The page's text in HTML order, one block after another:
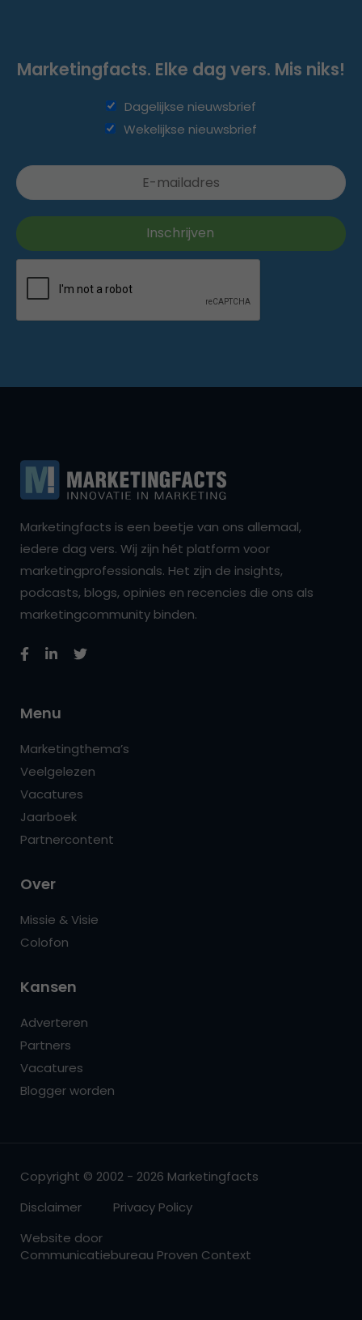
Marketingfacts. Elke dag vers. Mis niks!
Dagelijkse nieuwsbrief
Wekelijkse nieuwsbrief
Marketingfacts is een beetje van ons allemaal,
iedere dag vers. Wij zijn hét platform voor
marketingprofessionals. Het zijn de insights,
podcasts, blogs, opinies en recencies die ons als
marketingcommunity binden.
Menu
Marketingthema’s
Veelgelezen
Vacatures
Jaarboek
Partnercontent
Over
Missie & Visie
Colofon
Kansen
Adverteren
Partners
Vacatures
Blogger worden
Copyright © 2002 - 2026 Marketingfacts
Disclaimer
Privacy Policy
Website door
Communicatiebureau Proven Context